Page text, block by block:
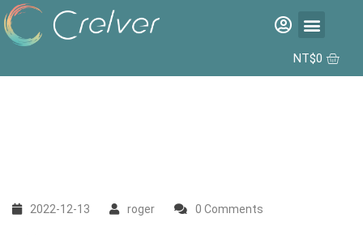
NT$0
2022-12-13 roger 0 Comments